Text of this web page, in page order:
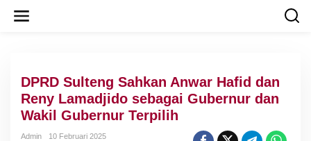
DPRD Sulteng Sahkan Anwar Hafid dan
Reny Lamadjido sebagai Gubernur dan
Wakil Gubernur Terpilih
Admin
10 Februari 2025